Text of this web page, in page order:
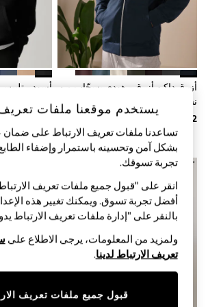
Sandals & Sliders
Jumpsuits & Playsuits
Shorts & Skirts
Sun Safe
Sun Hats & Caps
Sunglasses
Women's Holiday Shop
Dresses
Occasionwear
Linen Collection
Tops & T-Shirts
Cover Ups & Kaftans
Sandals
Swimwear
Jumpsuits & Playsuits
Beachwear
Skirts
Trousers
Sunglasses
Sun Hats & Caps
Boys' Holiday Shop
Boys' Travel Styles
أزرق داكن أزرق - هودي بسحّاب من
نسيج حلقي من الداخل
أسود -
الجيرسيه
يستخدم موقعنا ملفات تعريف
تساعدنا ملفات تعريف الارتباط على ضمان
بشكل آمن وتحسينه باستمرار وإضفاء
تجربة تسوقك.‏
انقر على "قبول جميع ملفات تعريف
أفضل تجربة تسوق. ويمكنك تغيير هذه
بالنقر على "إدارة ملفات تعريف الارتباط
ولمزيد من المعلومات، يرجى الاطلاع على
تعريف الارتباط لدينا.
قبول جميع ملفات تعريف